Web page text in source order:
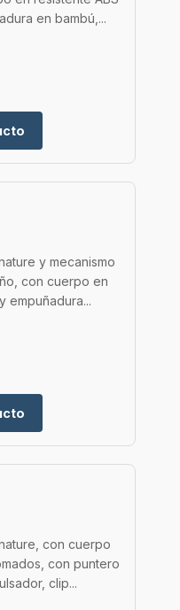
en bambú,...
y mecanismo
con cuerpo en
empuñadura...
con cuerpo
con puntero
clip...